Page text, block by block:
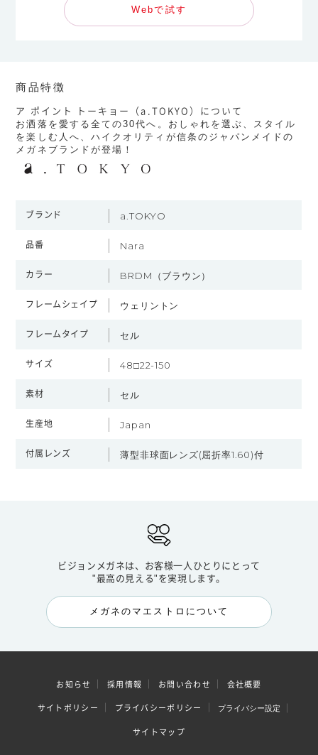
Webで試す
商品特徴
ア ポイント トーキョー（a.TOKYO）について
お洒落を愛する全ての30代へ。おしゃれを選ぶ、スタイル
を楽しむ人へ、ハイクオリティが信条のジャパンメイドの
メガネブランドが登場！
ブランド a.TOKYO
品番 Nara
カラー BRDM（ブラウン）
フレームシェイプ ウェリントン
フレームタイプ セル
サイズ 48□22-150
素材 セル
生産地 Japan
付属レンズ 薄型非球面レンズ(屈折率1.60)付
ビジョンメガネは、お客様一人ひとりにとって
"最高の見える"を実現します。
メガネのマエストロについて
お知らせ 採用情報 お問い合わせ 会社概要
サイトポリシー プライバシーポリシー プライバシー設定
サイトマップ